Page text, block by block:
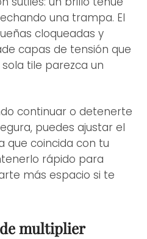
una trampa. El
cloqueadas y
capas de tensión que
tile parezca un
continuar o detenerte
puedes ajustar el
que coincida con tu
rápido para
más espacio si te
multiplier